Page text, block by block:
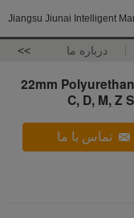
Jiangsu Jiunai Intelligent
درباره ما >>
22mm
C, D, M, Z
تماس با ما